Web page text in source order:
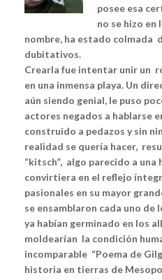
posee esa
no se hizo en
nombre, ha estado colmada
dubitativos.
Crearla fue intentar unir un
en una inmensa playa. Un
aún siendo genial, le puso
actores negados a hablarse
construido a pedazos y sin
realidad se quería hacer,
“kitsch”, algo parecido a
convirtiera en el reflejo
pasionales en su mayor
se ensamblaron cada uno
ya habían germinado en los
moldearían la condición
incomparable “Poema de
historia en tierras de